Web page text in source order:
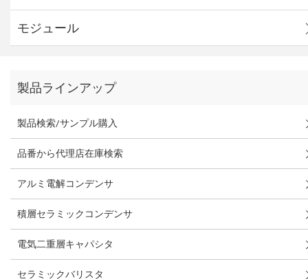
モジュール
製品ラインアップ
製品検索/サンプル購入
品番から代理店在庫検索
アルミ電解コンデンサ
積層セラミックコンデンサ
電気二重層キャパシタ
セラミックバリスタ